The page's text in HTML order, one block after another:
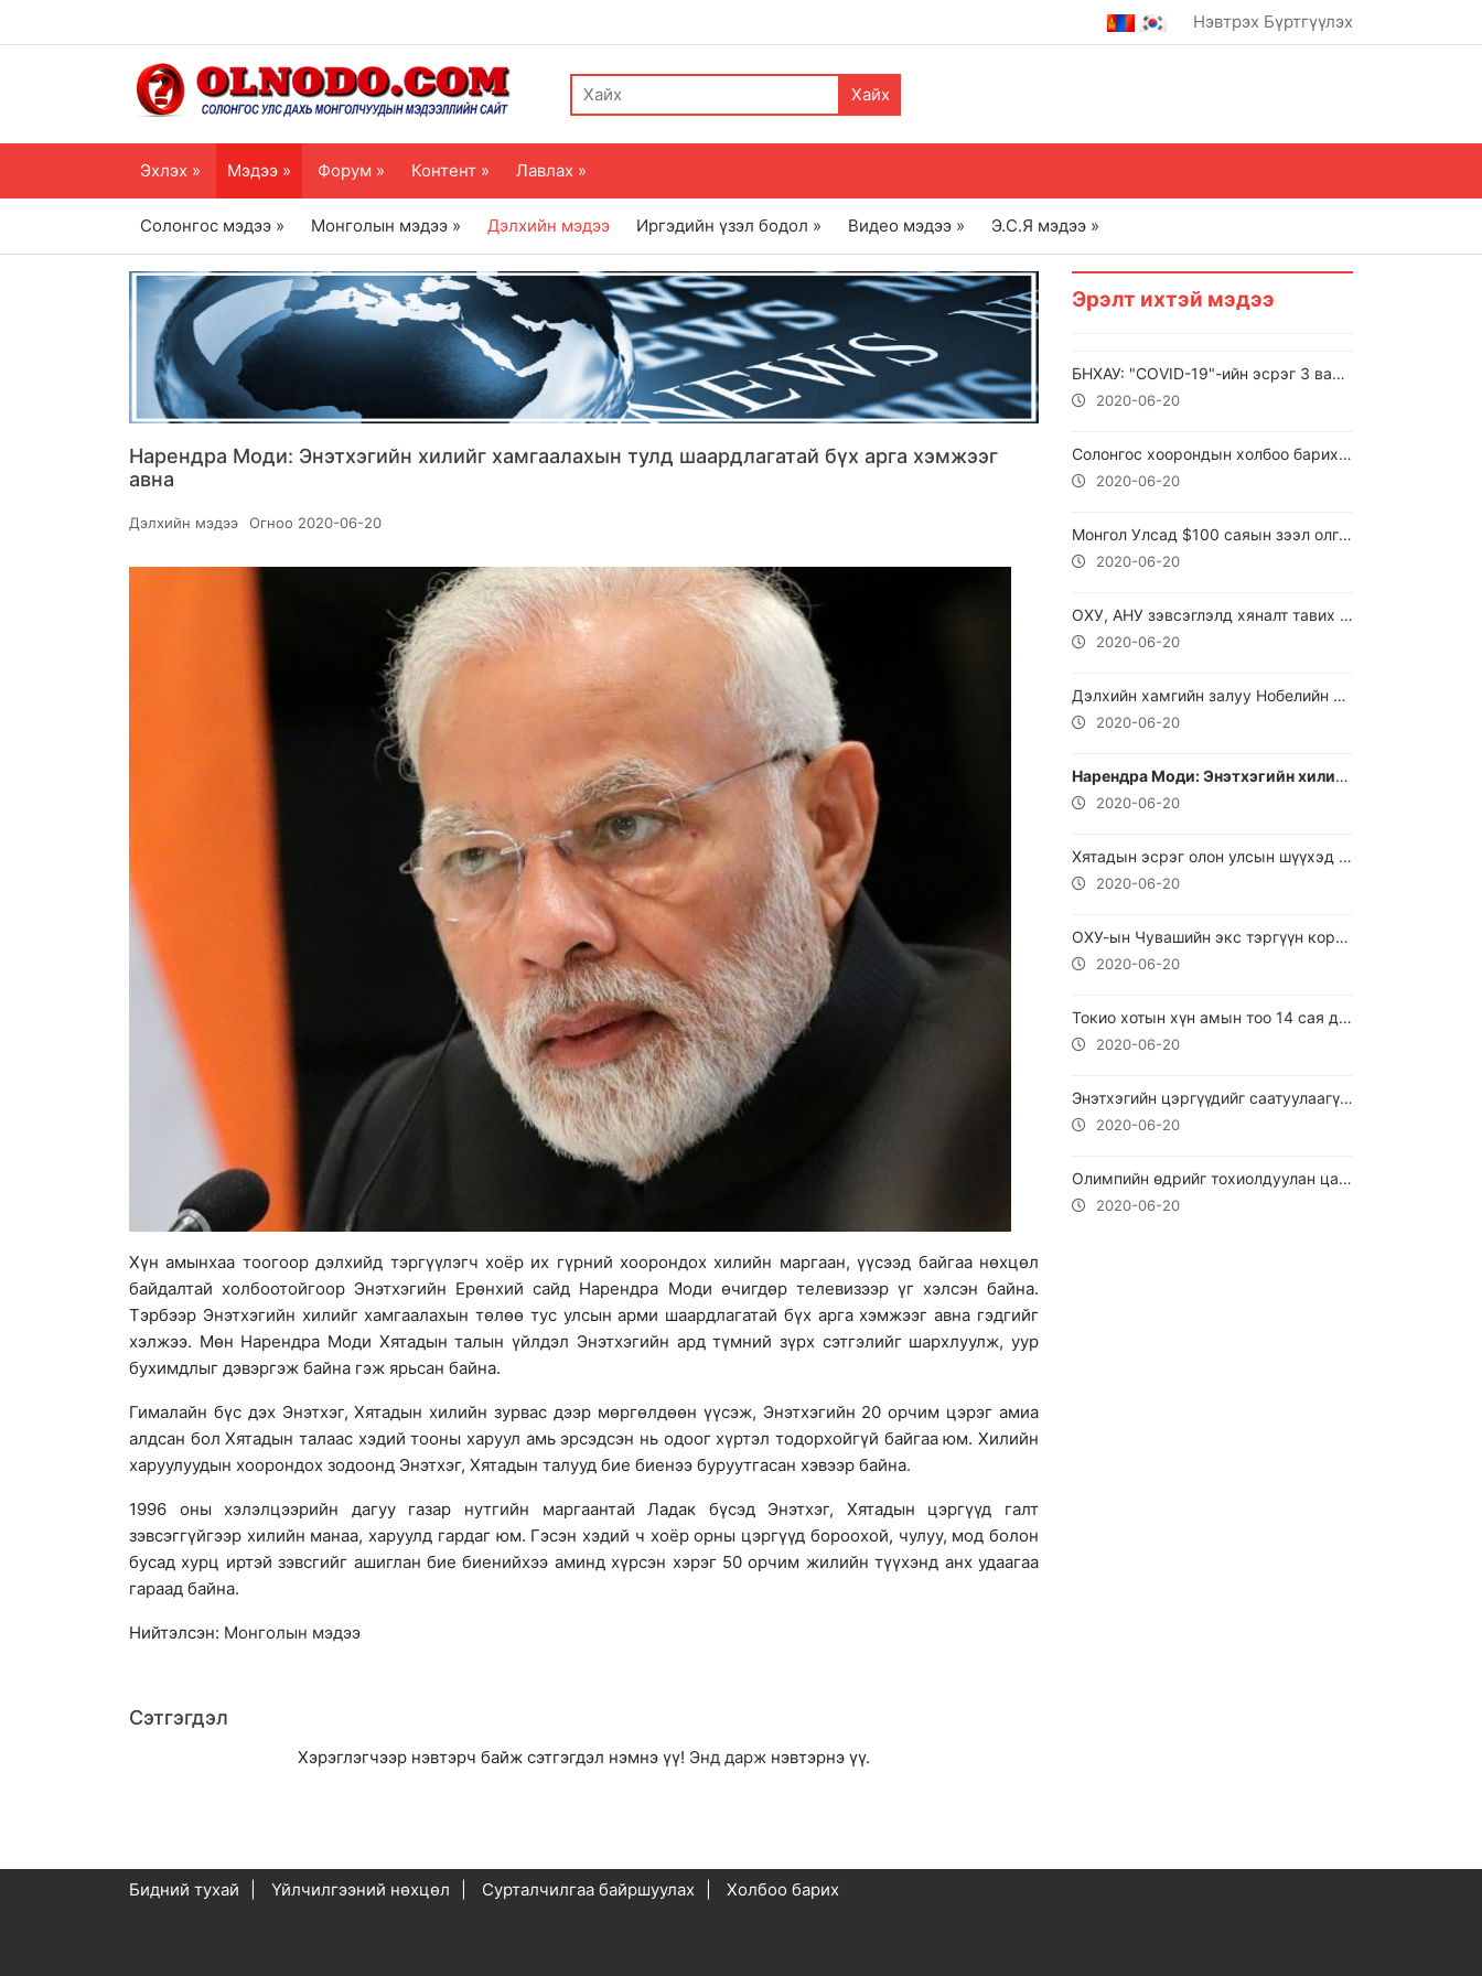
Нэвтрэх Бүртгүүлэх
Хайх
Эхлэх » Мэдээ » Форум » Контент » Лавлах »
Солонгос мэдээ » Монголын мэдээ » Дэлхийн мэдээ Иргэдийн үзэл бодол » Видео мэдээ » Э.С.Я мэдээ »
Нарендра Моди: Энэтхэгийн хилийг хамгаалахын тулд шаардлагатай бүх арга хэмжээг
авна
Дэлхийн мэдээ Огноо 2020-06-20
Хүн амынхаа тоогоор дэлхийд тэргүүлэгч хоёр их гүрний хоорондох хилийн маргаан, үүсээд байгаа нөхцөл
байдалтай холбоотойгоор Энэтхэгийн Ерөнхий сайд Нарендра Моди өчигдөр телевизээр үг хэлсэн байна.
Тэрбээр Энэтхэгийн хилийг хамгаалахын төлөө тус улсын арми шаардлагатай бүх арга хэмжээг авна гэдгийг
хэлжээ. Мөн Нарендра Моди Хятадын талын үйлдэл Энэтхэгийн ард түмний зүрх сэтгэлийг шархлуулж, уур
бухимдлыг дэвэргэж байна гэж ярьсан байна.
Гималайн бүс дэх Энэтхэг, Хятадын хилийн зурвас дээр мөргөлдөөн үүсэж, Энэтхэгийн 20 орчим цэрэг амиа
алдсан бол Хятадын талаас хэдий тооны харуул амь эрсэдсэн нь одоог хүртэл тодорхойгүй байгаа юм. Хилийн
харуулуудын хоорондох зодоонд Энэтхэг, Хятадын талууд бие биенээ буруутгасан хэвээр байна.
1996 оны хэлэлцээрийн дагуу газар нутгийн маргаантай Ладак бүсэд Энэтхэг, Хятадын цэргүүд галт
зэвсэггүйгээр хилийн манаа, харуулд гардаг юм. Гэсэн хэдий ч хоёр орны цэргүүд бороохой, чулуу, мод болон
бусад хурц иртэй зэвсгийг ашиглан бие биенийхээ аминд хүрсэн хэрэг 50 орчим жилийн түүхэнд анх удаагаа
гараад байна.
Нийтэлсэн: Moнголын мэдээ
Сэтгэгдэл
Хэрэглэгчээр нэвтэрч байж сэтгэгдэл нэмнэ үү! Энд дарж нэвтэрнэ үү.
Эрэлт ихтэй мэдээ
БНХАУ: "COVID-19"-ийн эсрэг 3 вакциныг эмнэлзүйн туршилтын сүүлийн шатанд шилжүүлнэ
2020-06-20
Солонгос хоорондын холбоо барих байр нураагүй гэжээ
2020-06-20
Монгол Улсад $100 саяын зээл олгохоор шийдвэрлэжээ
2020-06-20
ОХУ, АНУ зэвсэглэлд хяналт тавих асуудлыг хэлэлцэнэ
2020-06-20
Дэлхийн хамгийн залуу Нобелийн шагналтан Оксфордын их сургуулийг төгслөө
2020-06-20
Нарендра Моди: Энэтхэгийн хилийг хамгаалахын тулд шаардлагатай бүх арга хэмжээг авна
2020-06-20
Хятадын эсрэг олон улсын шүүхэд хандан гомдол гаргахыг санал болгожээ
2020-06-20
ОХУ-ын Чувашийн экс тэргүүн коронавирусээр нас баржээ
2020-06-20
Токио хотын хүн амын тоо 14 сая давжээ
2020-06-20
Энэтхэгийн цэргүүдийг саатуулаагүй гэдгээ БНХАУ-ын ГХЯ мэдэгджээ
2020-06-20
Олимпийн өдрийг тохиолдуулан цахим арга хэмжээ зохион байгуулна
2020-06-20
Бидний тухай Үйлчилгээний нөхцөл Сурталчилгаа байршуулах Холбоо барих